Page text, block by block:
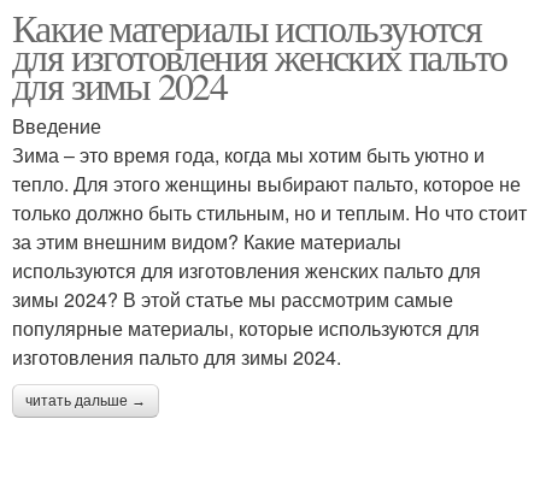
Какие материалы используются
для изготовления женских пальто
для зимы 2024
Введение
Зима – это время года, когда мы хотим быть уютно и
тепло. Для этого женщины выбирают пальто, которое не
только должно быть стильным, но и теплым. Но что стоит
за этим внешним видом? Какие материалы
используются для изготовления женских пальто для
зимы 2024? В этой статье мы рассмотрим самые
популярные материалы, которые используются для
изготовления пальто для зимы 2024.
читать дальше →